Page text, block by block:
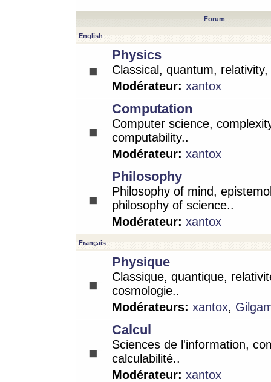
Forum
English
Physics
Classical, quantum,
Modérateur: xantox
Computation
Computer science,
computability..
Modérateur: xantox
Philosophy
Philosophy of mind,
philosophy of science..
Modérateur: xantox
Français
Physique
Classique, quantique,
cosmologie..
Modérateurs: xantox,
Calcul
Sciences de l'information,
calculabilité..
Modérateur: xantox